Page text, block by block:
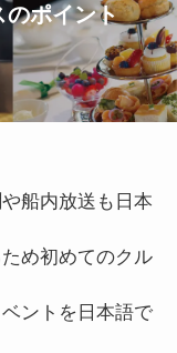
のポイント
船内放送も日本
め初めてのクル
ントを日本語で